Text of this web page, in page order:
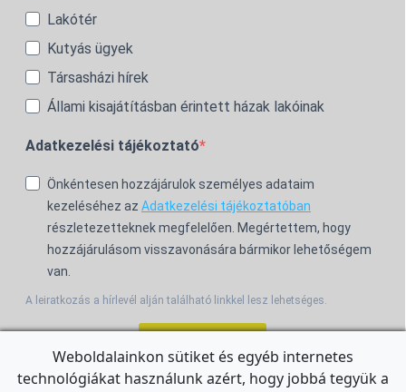
Lakótér
Kutyás ügyek
Társasházi hírek
Állami kisajátításban érintett házak lakóinak
Adatkezelési tájékoztató
Önkéntesen hozzájárulok személyes adataim
kezeléséhez az Adatkezelési tájékoztatóban
részletezetteknek megfelelően. Megértettem, hogy
hozzájárulásom visszavonására bármikor lehetőségem
van.
A leiratkozás a hírlevél alján található linkkel lesz lehetséges.
Weboldalainkon sütiket és egyéb internetes
technológiákat használunk azért, hogy jobbá tegyük a